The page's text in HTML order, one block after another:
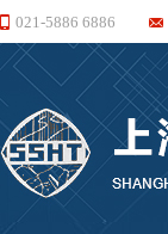
021-5886 6886